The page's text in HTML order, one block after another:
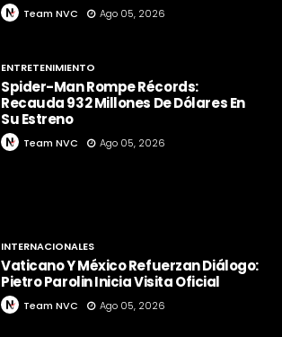
Team NVC Ago 05, 2026
ENTRETENIMIENTO
Spider-Man Rompe Récords:
Recauda 932 Millones De Dólares En
Su Estreno
Team NVC Ago 05, 2026
INTERNACIONALES
Vaticano Y México Refuerzan Diálogo:
Pietro Parolin Inicia Visita Oficial
Team NVC Ago 05, 2026